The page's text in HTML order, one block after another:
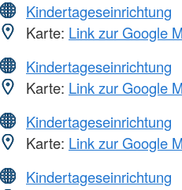
Kindertageseinrichtung
Karte: Link zur Google
Kindertageseinrichtung
Karte: Link zur Google
Kindertageseinrichtung
Karte: Link zur Google
Kindertageseinrichtung